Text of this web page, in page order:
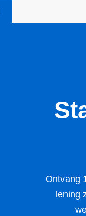
Ontvang
lening